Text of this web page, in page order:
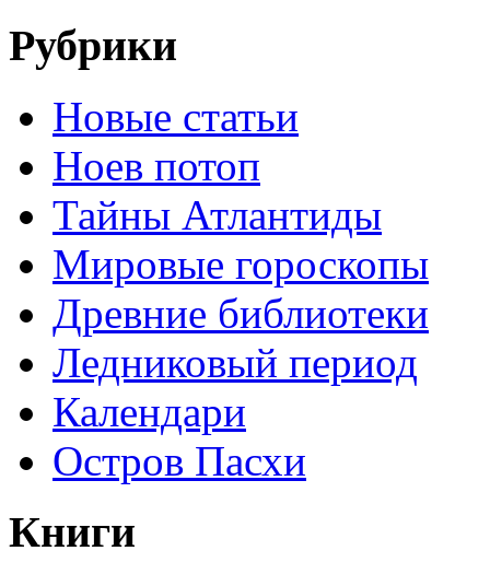
Рубрики
Новые статьи
Ноев потоп
Тайны Атлантиды
Мировые гороскопы
Древние библиотеки
Ледниковый период
Календари
Остров Пасхи
Книги